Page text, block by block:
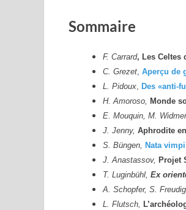
Sommaire
F. Carrard, Les Celtes
C. Grezet, Aperçu de
L. Pidoux, Des «anti-
H. Amoroso, Monde
E. Mouquin, M.
J. Jenny, Aphrodite
S. Büngen, Nata
J. Anastassov, Projet
T. Luginbühl, Ex
A. Schopfer, S.
L. Flutsch,